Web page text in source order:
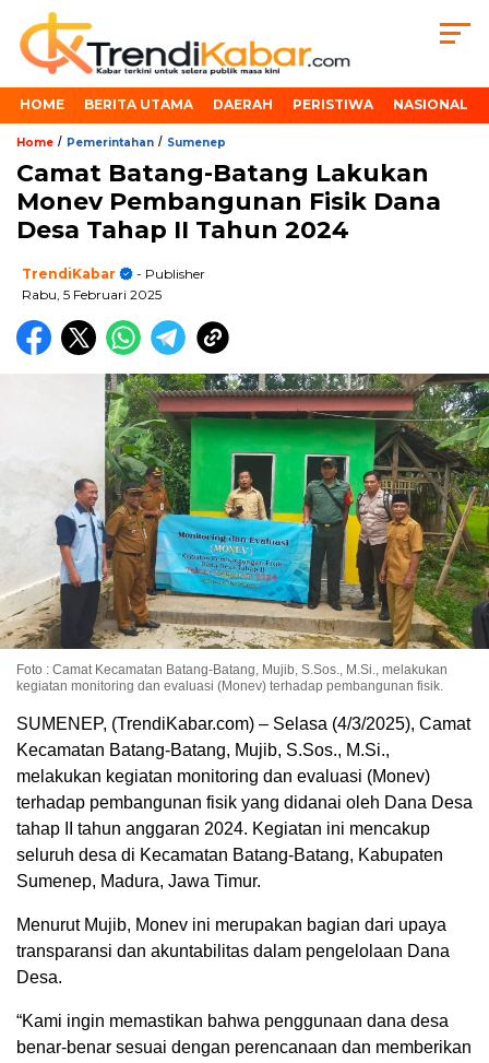
HOME BERITA UTAMA DAERAH PERISTIWA NASIONAL
Home / Pemerintahan / Sumenep
Camat Batang-Batang Lakukan
Monev Pembangunan Fisik Dana
Desa Tahap II Tahun 2024
TrendiKabar
- Publisher
Rabu, 5 Februari 2025
Foto : Camat Kecamatan Batang-Batang, Mujib, S.Sos., M.Si., melakukan
kegiatan monitoring dan evaluasi (Monev) terhadap pembangunan fisik.
SUMENEP, (TrendiKabar.com) – Selasa (4/3/2025), Camat
Kecamatan Batang-Batang, Mujib, S.Sos., M.Si.,
melakukan kegiatan monitoring dan evaluasi (Monev)
terhadap pembangunan fisik yang didanai oleh Dana Desa
tahap II tahun anggaran 2024. Kegiatan ini mencakup
seluruh desa di Kecamatan Batang-Batang, Kabupaten
Sumenep, Madura, Jawa Timur.
Menurut Mujib, Monev ini merupakan bagian dari upaya
transparansi dan akuntabilitas dalam pengelolaan Dana
Desa.
“Kami ingin memastikan bahwa penggunaan dana desa
benar-benar sesuai dengan perencanaan dan memberikan